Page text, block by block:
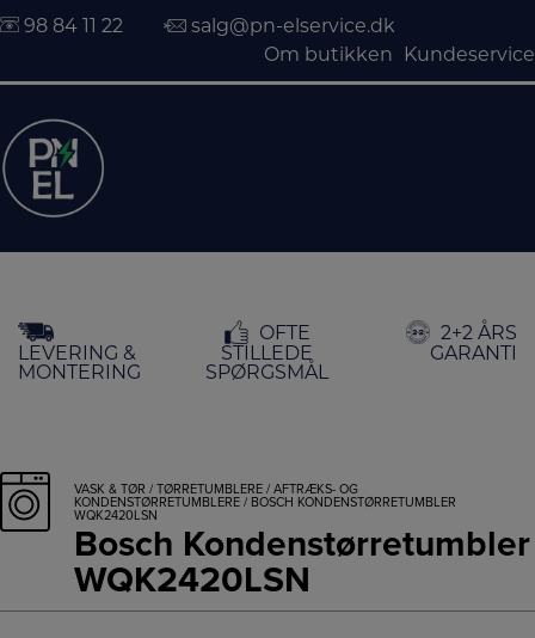
indholdet
98 84 11 22
salg@pn-elservice.dk
Om butikken
Kundeservice
LEVERING &
MONTERING
OFTE
STILLEDE
SPØRGSMÅL
2+2 ÅRS
GARANTI
VASK & TØR / TØRRETUMBLERE / AFTRÆKS- OG
KONDENSTØRRETUMBLERE / BOSCH KONDENSTØRRETUMBLER
WQK2420LSN
Bosch Kondenstørretumbler
WQK2420LSN